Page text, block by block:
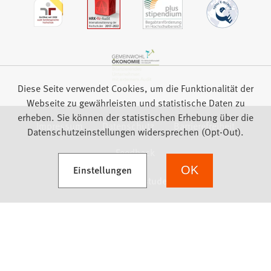
Impressum Datenschutz
Barrierefreiheit
Feedback
Diese Seite verwendet Cookies, um die Funktionalität der
Webseite zu gewährleisten und statistische Daten zu
erheben. Sie können der statistischen Erhebung über die
Datenschutzeinstellungen widersprechen (Opt-Out).
Einstellungen
(Öffnet in einem neuen Tab) OK